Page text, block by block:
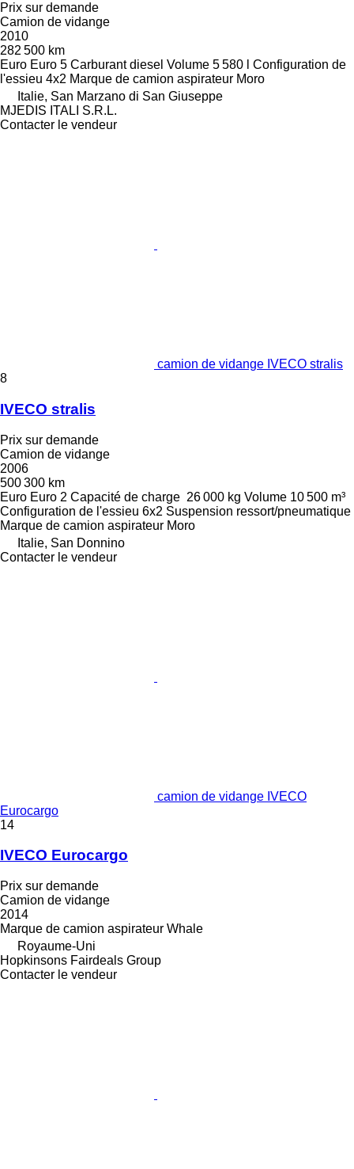
Prix sur demande
Camion de vidange
2010
282 500 km
Euro Euro 5 Carburant diesel Volume 5 580 l
Configuration de
l'essieu 4x2 Marque de camion aspirateur Moro
Italie, San Marzano di San Giuseppe
MJEDIS ITALI S.R.L.
Contacter le vendeur
camion de vidange IVECO stralis
8
IVECO stralis
Prix sur demande
Camion de vidange
2006
500 300 km
Euro Euro 2 Capacité de charge 26 000 kg Volume 10 500 m³
Configuration de l'essieu 6x2 Suspension ressort/pneumatique
Marque de camion aspirateur Moro
Italie, San Donnino
Contacter le vendeur
camion de vidange IVECO
Eurocargo
14
IVECO Eurocargo
Prix sur demande
Camion de vidange
2014
Marque de camion aspirateur Whale
Royaume-Uni
Hopkinsons Fairdeals Group
Contacter le vendeur